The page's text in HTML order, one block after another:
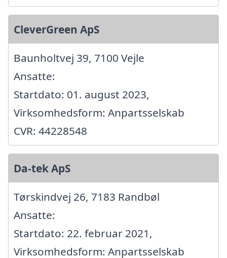
CleverGreen ApS
Baunholtvej 39, 7100 Vejle
Ansatte:
Startdato: 01. august 2023,
Virksomhedsform: Anpartsselskab
CVR: 44228548
Da-tek ApS
Tørskindvej 26, 7183 Randbøl
Ansatte:
Startdato: 22. februar 2021,
Virksomhedsform: Anpartsselskab